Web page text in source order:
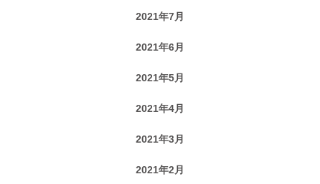
2021年7月
2021年6月
2021年5月
2021年4月
2021年3月
2021年2月